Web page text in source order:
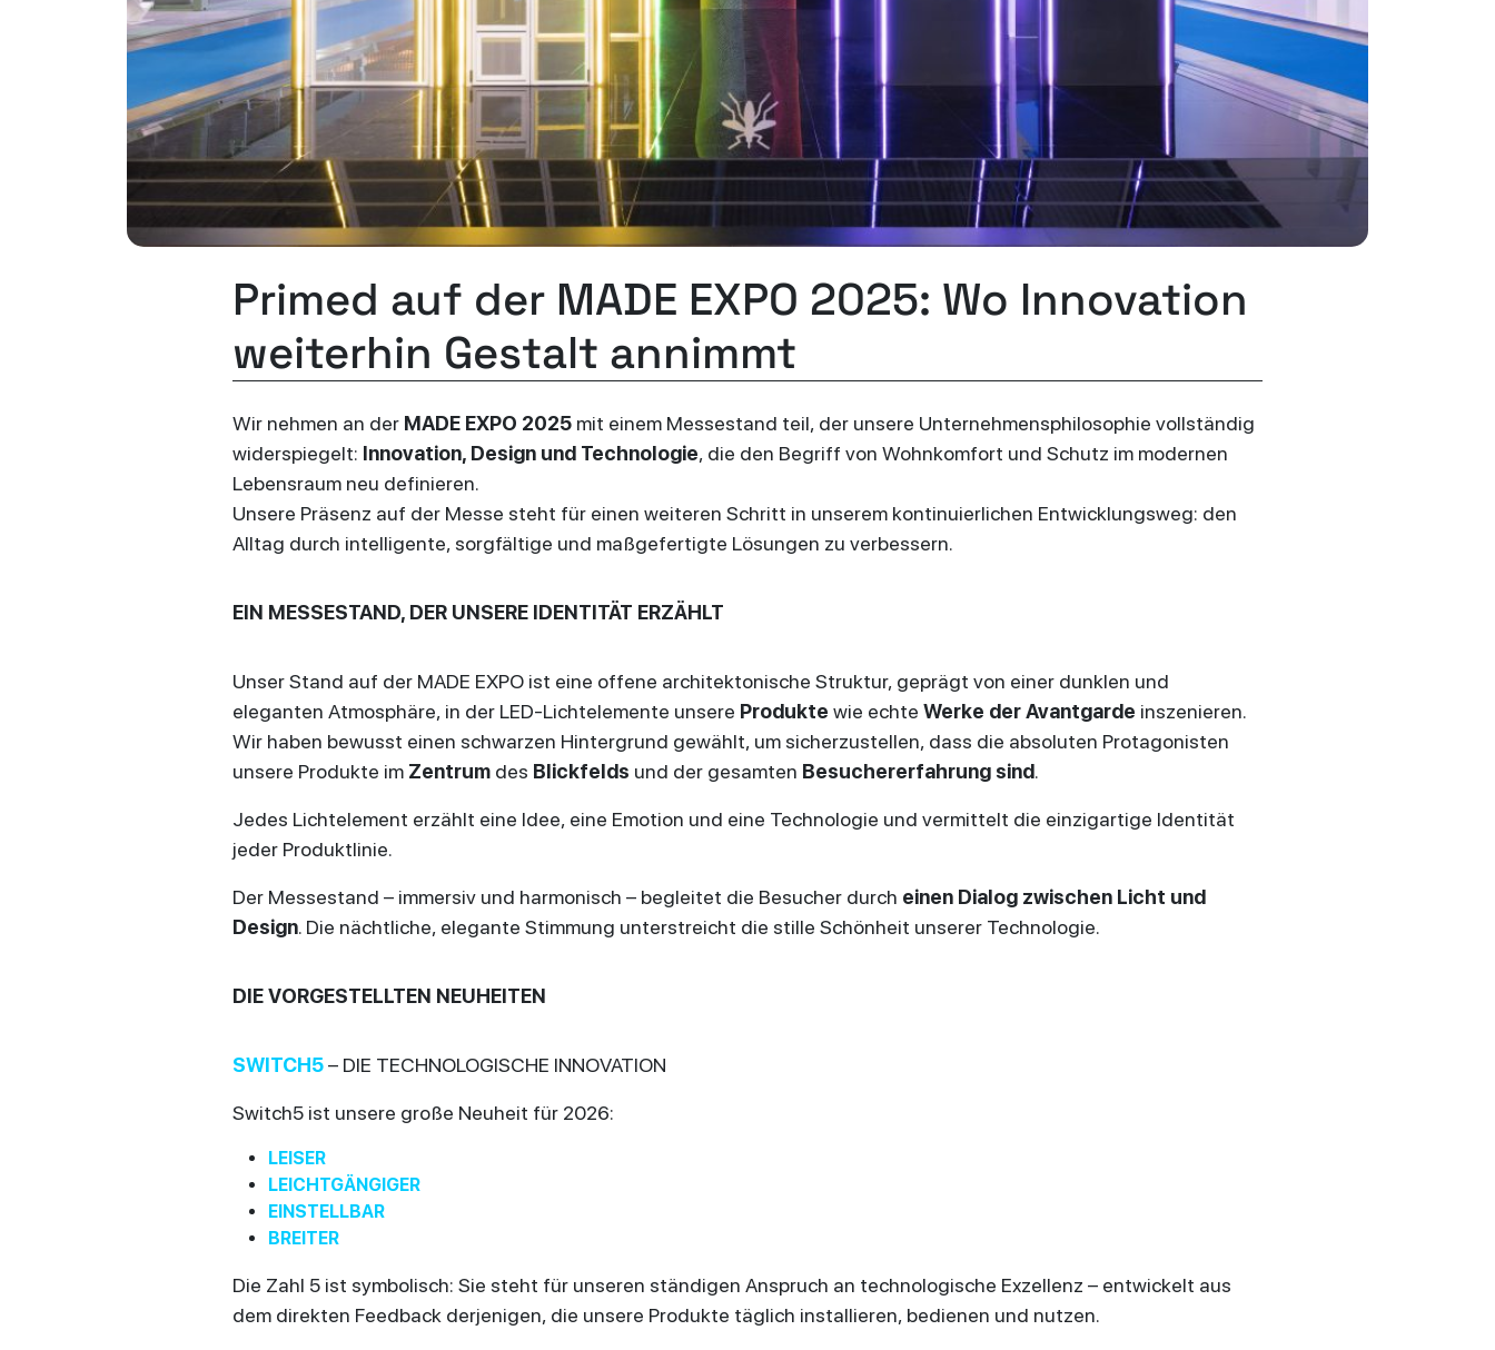
Primed auf der MADE EXPO 2025: Wo Innovation
weiterhin Gestalt annimmt
Wir nehmen an der MADE EXPO 2025 mit einem Messestand teil, der unsere Unternehmensphilosophie vollständig
widerspiegelt: Innovation, Design und Technologie, die den Begriff von Wohnkomfort und Schutz im modernen
Lebensraum neu definieren.
Unsere Präsenz auf der Messe steht für einen weiteren Schritt in unserem kontinuierlichen Entwicklungsweg: den
Alltag durch intelligente, sorgfältige und maßgefertigte Lösungen zu verbessern.
EIN MESSESTAND, DER UNSERE IDENTITÄT ERZÄHLT
Unser Stand auf der MADE EXPO ist eine offene architektonische Struktur, geprägt von einer dunklen und
eleganten Atmosphäre, in der LED-Lichtelemente unsere Produkte wie echte Werke der Avantgarde inszenieren.
Wir haben bewusst einen schwarzen Hintergrund gewählt, um sicherzustellen, dass die absoluten Protagonisten
unsere Produkte im Zentrum des Blickfelds und der gesamten Besuchererfahrung sind.
Jedes Lichtelement erzählt eine Idee, eine Emotion und eine Technologie und vermittelt die einzigartige Identität
jeder Produktlinie.
Der Messestand – immersiv und harmonisch – begleitet die Besucher durch einen Dialog zwischen Licht und
Design. Die nächtliche, elegante Stimmung unterstreicht die stille Schönheit unserer Technologie.
DIE VORGESTELLTEN NEUHEITEN
SWITCH5– DIE TECHNOLOGISCHE INNOVATION
Switch5 ist unsere große Neuheit für 2026:
LEISER
LEICHTGÄNGIGER
EINSTELLBAR
BREITER
Die Zahl 5 ist symbolisch: Sie steht für unseren ständigen Anspruch an technologische Exzellenz – entwickelt aus
dem direkten Feedback derjenigen, die unsere Produkte täglich installieren, bedienen und nutzen.